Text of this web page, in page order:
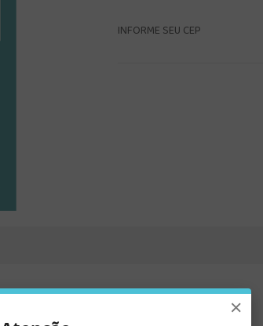
INFORME SEU CEP
×